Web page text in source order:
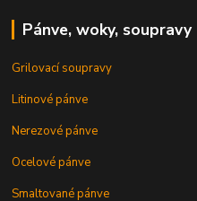
Pánve, woky, soupravy
Grilovací soupravy
Litinové pánve
Nerezové pánve
Ocelové pánve
Smaltované pánve